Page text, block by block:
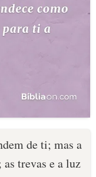
de ti; mas a
trevas e a luz